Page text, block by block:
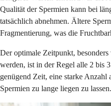
Qualität der Spermien kann bei
tatsächlich abnehmen. Ältere
Fragmentierung, was die
Der optimale Zeitpunkt,
werden, ist in der Regel alle 2 bis
genügend Zeit, eine starke Anzahl
Spermien zu lange liegen zu lassen.